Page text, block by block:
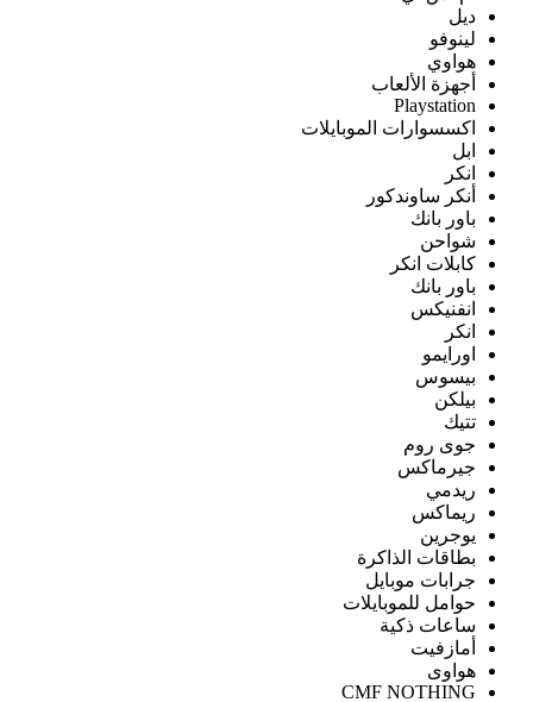
ديل
لينوفو
هواوي
أجهزة الألعاب
Playstation
اكسسوارات الموبايلات
ابل
انكر
أنكر ساوندكور
باور بانك
شواحن
كابلات انكر
باور بانك
انفنيكس
انكر
اورايمو
بيسوس
بيلكن
تتيك
جوى روم
جيرماكس
ريدمي
ريماكس
يوجرين
بطاقات الذاكرة
جرابات موبايل
حوامل للموبايلات
ساعات ذكية
أمازفيت
هواوى
CMF NOTHING